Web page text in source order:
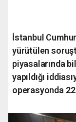
İstanbul
yürütülen
piyasalarında
yapıldığı
operasyonda 22